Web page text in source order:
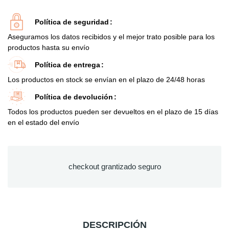
Política de seguridad
Aseguramos los datos recibidos y el mejor trato posible para los
productos hasta su envío
Política de entrega
Los productos en stock se envían en el plazo de 24/48 horas
Política de devolución
Todos los productos pueden ser devueltos en el plazo de 15 días
en el estado del envío
checkout grantizado seguro
DESCRIPCIÓN